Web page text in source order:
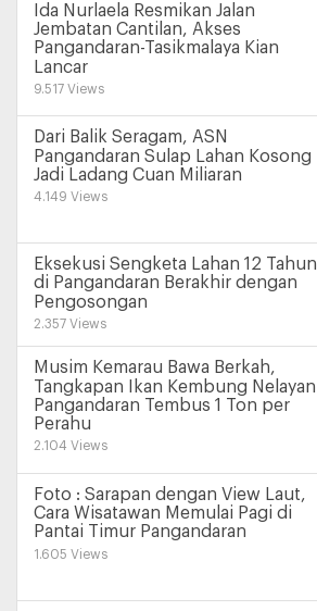
Ida Nurlaela Resmikan Jalan
Jembatan Cantilan, Akses
Pangandaran-Tasikmalaya Kian
Lancar
9.517 Views
Dari Balik Seragam, ASN
Pangandaran Sulap Lahan Kosong
Jadi Ladang Cuan Miliaran
4.149 Views
Eksekusi Sengketa Lahan 12 Tahun
di Pangandaran Berakhir dengan
Pengosongan
2.357 Views
Musim Kemarau Bawa Berkah,
Tangkapan Ikan Kembung Nelayan
Pangandaran Tembus 1 Ton per
Perahu
2.104 Views
Foto : Sarapan dengan View Laut,
Cara Wisatawan Memulai Pagi di
Pantai Timur Pangandaran
1.605 Views